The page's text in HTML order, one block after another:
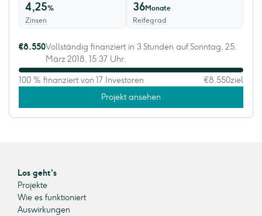
4,25%
Zinsen
36Monate
Reifegrad
€8.550Vollständig finanziert in 3 Stunden auf Sonntag, 25.
März 2018, 15:37 Uhr.
100 % finanziert von 17 Investoren €8.550ziel
Projekt ansehen
Los geht's
Projekte
Wie es funktioniert
Auswirkungen